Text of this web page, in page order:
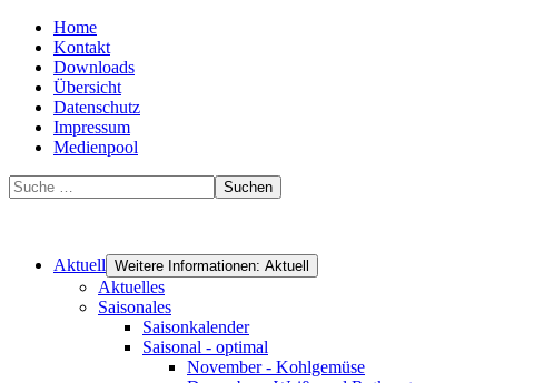
Home
Kontakt
Downloads
Übersicht
Datenschutz
Impressum
Medienpool
Suchen
Aktuell Weitere Informationen: Aktuell
Aktuelles
Saisonales
Saisonkalender
Saisonal - optimal
November - Kohlgemüse